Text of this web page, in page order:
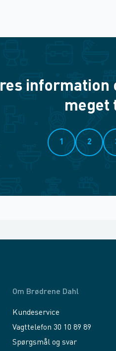
meget
1 2
Om Brødrene Dahl
Kundeservice
Vagttelefon 30 10 89 89
Spørgsmål og svar